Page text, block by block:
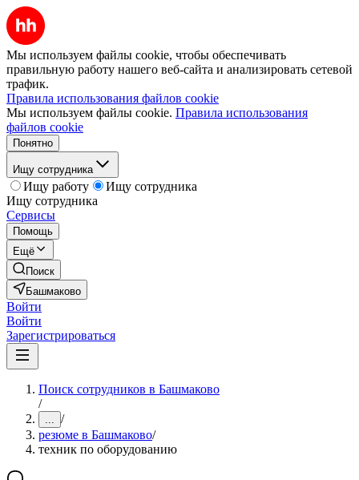
Мы используем файлы cookie, чтобы обеспечивать
правильную работу нашего веб-сайта и анализировать сетевой
трафик.
Правила использования файлов cookie
Мы используем файлы cookie. Правила использования
файлов cookie
Понятно
Ищу сотрудника
Ищу работу
Ищу сотрудника
Ищу сотрудника
Сервисы
Помощь
Ещё
Поиск
Башмаково
Войти
Войти
Зарегистрироваться
Поиск сотрудников в Башмаково
/
... /
резюме в Башмаково/
техник по оборудованию